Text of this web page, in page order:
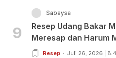
9
Sabaysa
Resep Udang Bakar
Meresap dan Harum
Resep Juli 26, 2026 |